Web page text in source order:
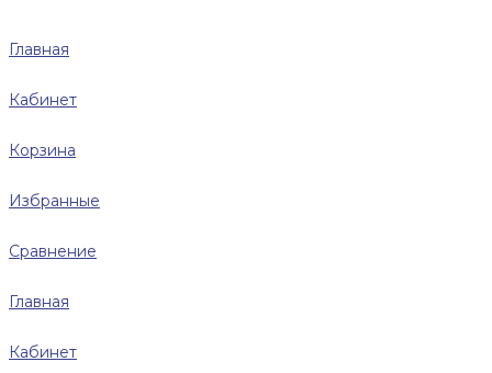
Главная
Кабинет
Корзина
Избранные
Сравнение
Главная
Кабинет